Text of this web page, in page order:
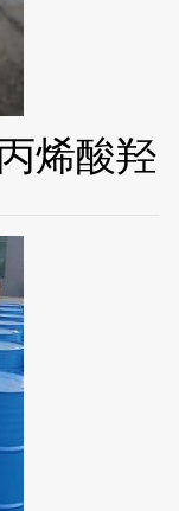
烯酸羟